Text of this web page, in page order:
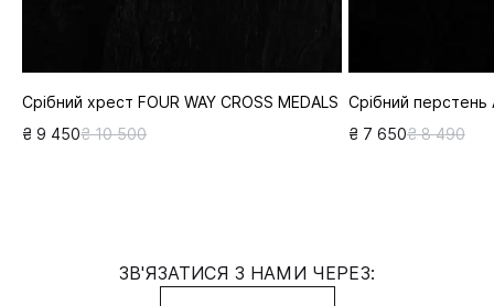
Срібний хрест FOUR WAY CROSS MEDALS
₴ 9 450₴ 10 500
Срібний перстень
₴ 7 650₴ 8 490
ЗВ'ЯЗАТИСЯ З НАМИ ЧЕРЕЗ: